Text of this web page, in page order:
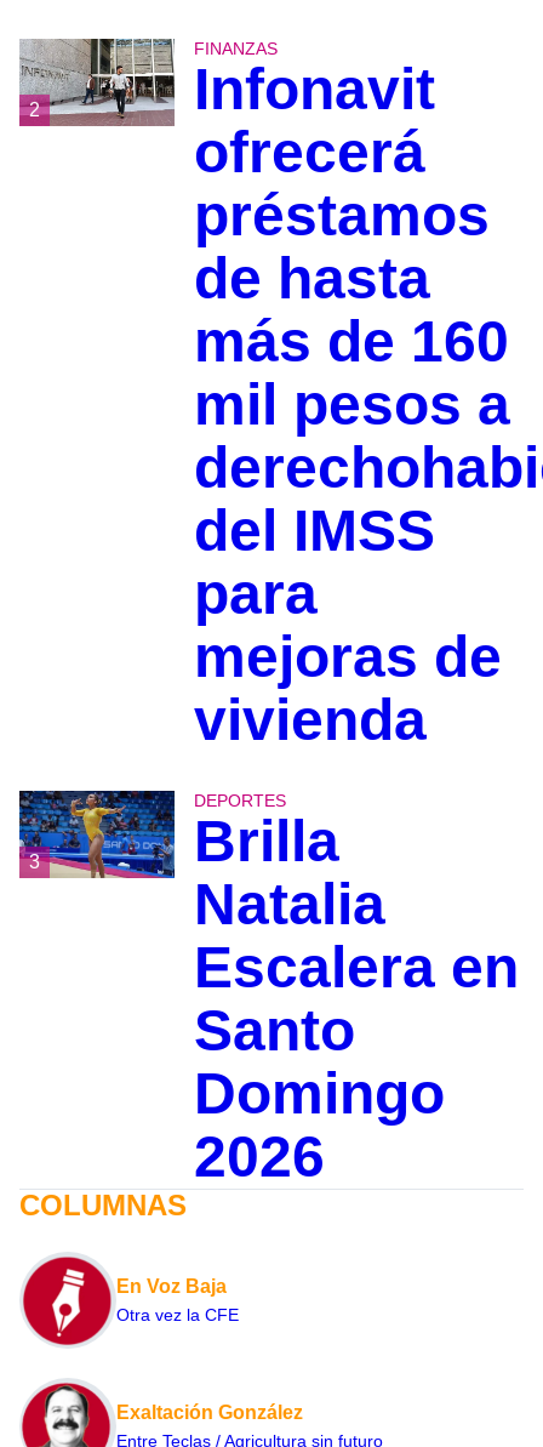
2
FINANZAS
Infonavit
ofrecerá
préstamos
de hasta
más de 160
mil pesos a
del IMSS
para
mejoras de
vivienda
3
DEPORTES
Brilla
Natalia
Escalera en
Santo
Domingo
2026
COLUMNAS
En Voz Baja
Otra vez la CFE
Exaltación González
Entre Teclas / Agricultura sin futuro